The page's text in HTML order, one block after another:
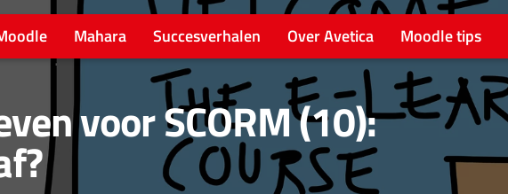
Mahara Succesverhalen Over Avetica Moodle tips
voor SCORM (10):